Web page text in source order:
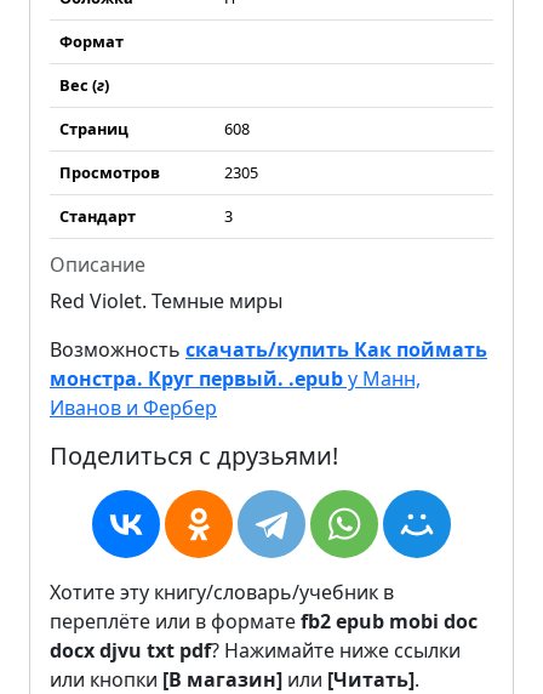
Формат
Вес (г)
Страниц
608
Просмотров
2305
Стандарт
3
Описание
Red Violet. Темные миры
Возможность скачать/купить Как поймать
монстра. Круг первый. .epubу Манн,
Иванов и Фербер
Поделиться с друзьями!
Хотите эту книгу/словарь/учебник в
переплёте или в форматеfb2epub mobi doc
docxdjvu txt pdf? Нажимайте ниже ссылки
или кнопки [В магазин] или [Читать].